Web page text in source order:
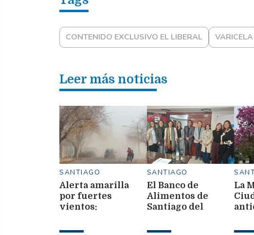
CONTENIDO EXCLUSIVO EL LIBERAL VARICELA
Leer más noticias
SANTIAGO
Alerta amarilla
por fuertes
vientos:
ingresar al Parque
SANTIAGO
El Banco de
Alimentos de
Santiago del
Almuerzo
La
con